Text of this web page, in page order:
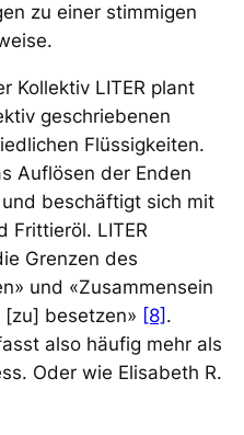
zu einer stimmigen
Kollektiv LITER plant
geschriebenen
Flüssigkeiten.
Auflösen der Enden
beschäftigt sich mit
Frittieröl. LITER
Grenzen des
und «Zusammensein
besetzen» [8] .
also häufig mehr als
Oder wie Elisabeth R.